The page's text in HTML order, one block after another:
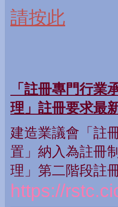
請按此
「註冊專門行
理」註冊要求最
建造業議會「註
置」納入為註冊
理」第二階段註
https://